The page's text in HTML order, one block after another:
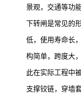
景观，交通等功
下转闸是常见的
低，使用寿命长
构简单，跨度大
此在实际工程中
支撑铰链，穿墙